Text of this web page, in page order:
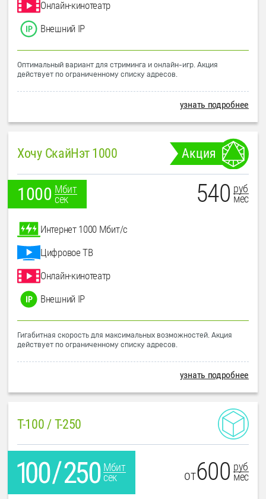
Онлайн-кинотеатр
Внешний IP
Оптимальный вариант для стриминга и онлайн-игр. Акция
действует по ограниченному списку адресов.
узнать подробнее
Хочу СкайНэт 1000 Акция
1000 Мбит
сек
540 руб
мес
Интернет 1000 Мбит/с
Цифровое ТВ
Онлайн-кинотеатр
Внешний IP
Гигабитная скорость для максимальных возможностей. Акция
действует по ограниченному списку адресов.
узнать подробнее
T-100 / T-250
Мбит
сек
от600 руб
мес